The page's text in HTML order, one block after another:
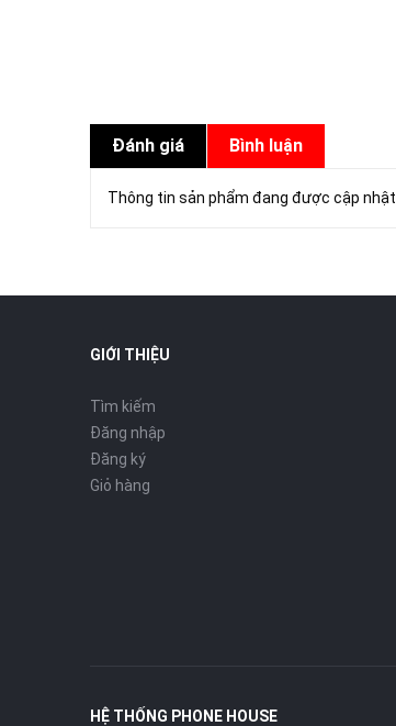
Đánh giá Bình luận
Thông tin sản phẩm đang được cập nhật
GIỚI THIỆU
Tìm kiếm
Đăng nhập
Đăng ký
Giỏ hàng
HỆ THỐNG PHONE HOUSE